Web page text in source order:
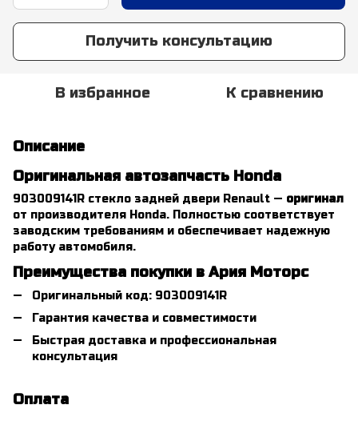
Получить консультацию
В избранное К сравнению
Описание
Оригинальная автозапчасть Honda
903009141R стекло задней двери Renault — оригинал
от производителя Honda. Полностью соответствует
заводским требованиям и обеспечивает надежную
работу автомобиля.
Преимущества покупки в Ария Моторс
Оригинальный код: 903009141R
Гарантия качества и совместимости
Быстрая доставка и профессиональная
консультация
Оплата